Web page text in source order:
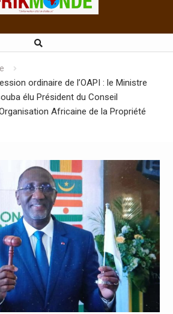
ordinaire de l’OAPI : le Ministre
élu Président du Conseil
Africaine de la Propriété